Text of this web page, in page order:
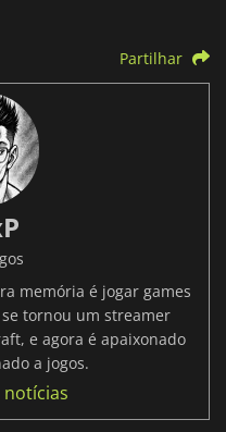
Partilhar
memória é jogar games
tornou um streamer
e agora é apaixonado
a jogos.
notícias